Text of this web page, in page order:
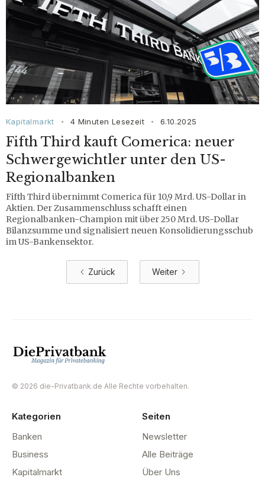
Kapitalmarkt • 4 Minuten Lesezeit • 6.10.2025
Fifth Third kauft Comerica: neuer
Schwergewichtler unter den US-
Regionalbanken
Fifth Third übernimmt Comerica für 10,9 Mrd. US-Dollar in
Aktien. Der Zusammenschluss schafft einen
Regionalbanken-Champion mit über 250 Mrd. US-Dollar
Bilanzsumme und signalisiert neuen Konsolidierungsschub
im US-Bankensektor.
Zurück Weiter
© 2026 die-Privatbank.de Alle Rechte vorbehalten.
Kategorien
Banken
Business
Kapitalmarkt
Seiten
Newsletter
Alle Beiträge
Über Uns